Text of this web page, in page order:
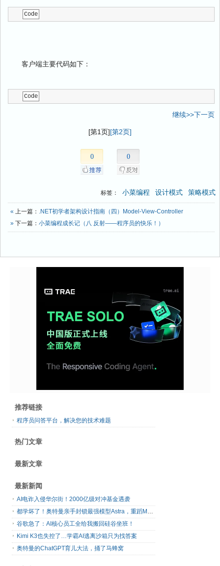
Code
客户端主要代码如下：
Code
继续>>下一页
[第1页][第2页]
0 0
标签： 小菜编程 设计模式 策略模式
« 上一篇： .NET初学者架构设计指南（四）Model-View-Controller
» 下一篇： 小菜编程成长记（八 反射——程序员的快乐！）
推荐链接
程序员问答平台，解决您的技术难题
热门文章
最新文章
最新新闻
AI电诈入侵华尔街！2000亿级对冲基金遇袭
都学坏了！奥特曼亲手封锁最强模型Astra，重蹈Mythos覆辙
谷歌急了：AI核心员工全给我搬回硅谷坐班！
Kimi K3也失控了…学霸AI逃离沙箱只为找答案
奥特曼的ChatGPT育儿大法，捅了马蜂窝